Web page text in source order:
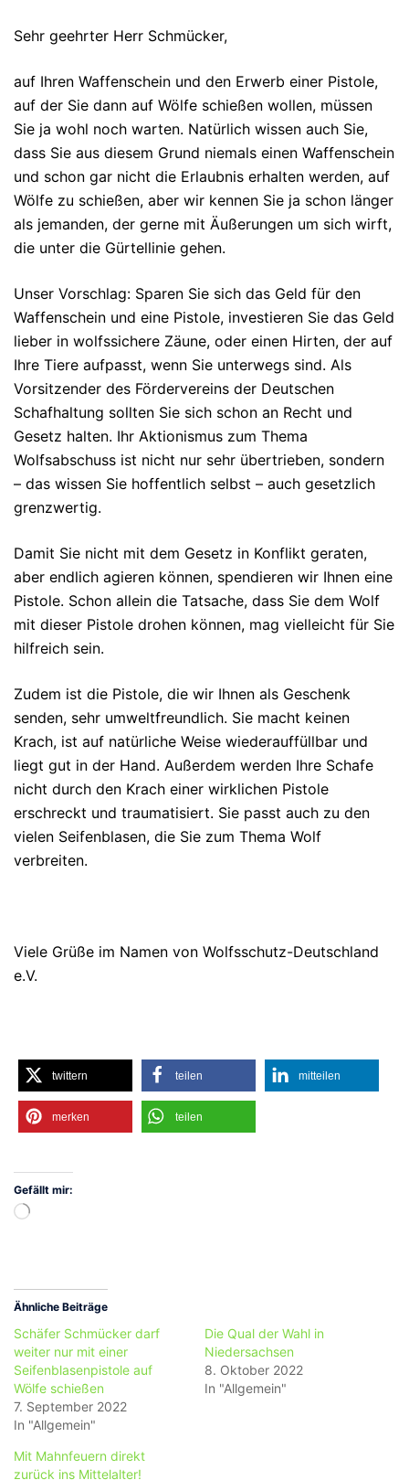
Sehr geehrter Herr Schmücker,
auf Ihren Waffenschein und den Erwerb einer Pistole,
auf der Sie dann auf Wölfe schießen wollen, müssen
Sie ja wohl noch warten. Natürlich wissen auch Sie,
dass Sie aus diesem Grund niemals einen Waffenschein
und schon gar nicht die Erlaubnis erhalten werden, auf
Wölfe zu schießen, aber wir kennen Sie ja schon länger
als jemanden, der gerne mit Äußerungen um sich wirft,
die unter die Gürtellinie gehen.
Unser Vorschlag: Sparen Sie sich das Geld für den
Waffenschein und eine Pistole, investieren Sie das Geld
lieber in wolfssichere Zäune, oder einen Hirten, der auf
Ihre Tiere aufpasst, wenn Sie unterwegs sind. Als
Vorsitzender des Fördervereins der Deutschen
Schafhaltung sollten Sie sich schon an Recht und
Gesetz halten. Ihr Aktionismus zum Thema
Wolfsabschuss ist nicht nur sehr übertrieben, sondern
– das wissen Sie hoffentlich selbst – auch gesetzlich
grenzwertig.
Damit Sie nicht mit dem Gesetz in Konflikt geraten,
aber endlich agieren können, spendieren wir Ihnen eine
Pistole. Schon allein die Tatsache, dass Sie dem Wolf
mit dieser Pistole drohen können, mag vielleicht für Sie
hilfreich sein.
Zudem ist die Pistole, die wir Ihnen als Geschenk
senden, sehr umweltfreundlich. Sie macht keinen
Krach, ist auf natürliche Weise wiederauffüllbar und
liegt gut in der Hand. Außerdem werden Ihre Schafe
nicht durch den Krach einer wirklichen Pistole
erschreckt und traumatisiert. Sie passt auch zu den
vielen Seifenblasen, die Sie zum Thema Wolf
verbreiten.
Viele Grüße im Namen von Wolfsschutz-Deutschland
e.V.
twittern teilen mitteilen
merken teilen
Gefällt mir:
Wird
Ähnliche Beiträge
Schäfer Schmücker darf
weiter nur mit einer
Seifenblasenpistole auf
Wölfe schießen
7. September 2022
In "Allgemein"
Die Qual der Wahl in
Niedersachsen
8. Oktober 2022
In "Allgemein"
Mit Mahnfeuern direkt
zurück ins Mittelalter!